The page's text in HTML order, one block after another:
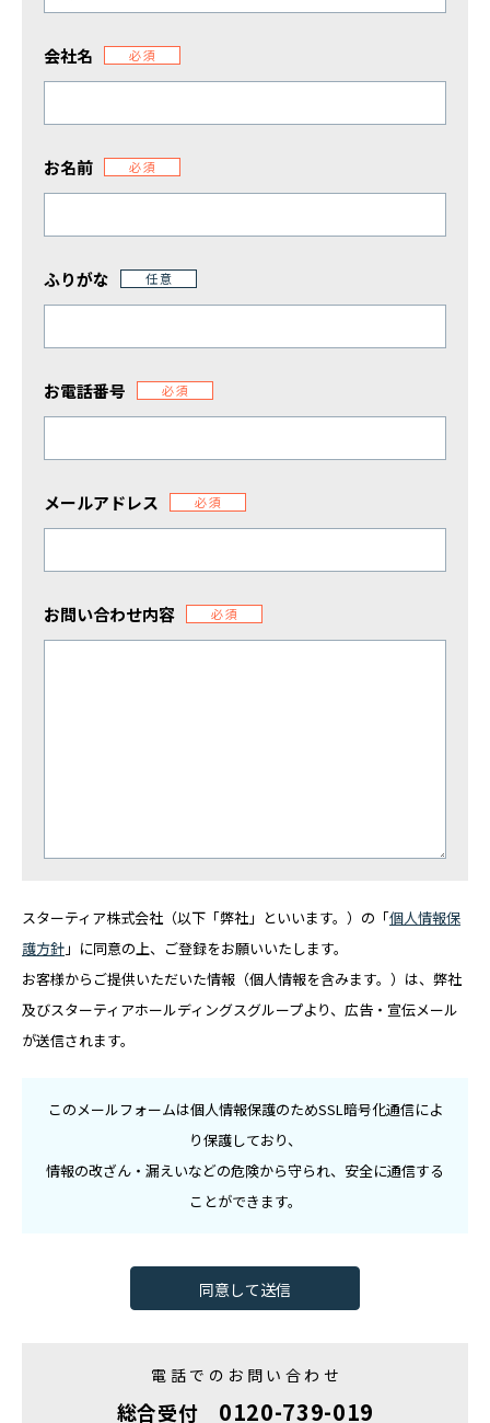
弊社の採用やIRに関するお問い合わせ
※受付時間 平日 09:00〜18:00
定休日：土日祝祭日・その他弊社指定の休日による
会社名 必須
お名前 必須
ふりがな 任意
お電話番号 必須
メールアドレス 必須
お問い合わせ内容 必須
スターティア株式会社（以下「弊社」といいます。）の「個人情報保
護方針 」に同意の上、ご登録をお願いいたします。
お客様からご提供いただいた情報（個人情報を含みます。）は、弊社
及びスターティアホールディングスグループより、広告・宣伝メール
が送信されます。
このメールフォームは個人情報保護のためSSL暗号化通信によ
り保護しており、
情報の改ざん・漏えいなどの危険から守られ、安全に通信する
ことができます。
電話でのお問い合わせ
総合受付 0120-739-019